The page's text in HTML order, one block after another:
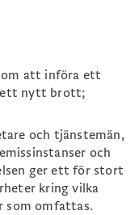
om att införa ett
ett nytt brott;
och tjänstemän,
och
ger ett för stort
kring vilka
som omfattas.